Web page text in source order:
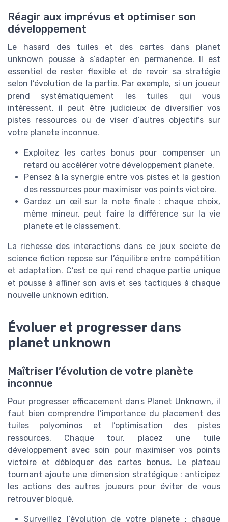
Réagir aux imprévus et optimiser son
développement
Le hasard des tuiles et des cartes dans planet
unknown pousse à s’adapter en permanence. Il est
essentiel de rester flexible et de revoir sa stratégie
selon l’évolution de la partie. Par exemple, si un joueur
prend systématiquement les tuiles qui vous
intéressent, il peut être judicieux de diversifier vos
pistes ressources ou de viser d’autres objectifs sur
votre planete inconnue.
Exploitez les cartes bonus pour compenser un
retard ou accélérer votre développement planete.
Pensez à la synergie entre vos pistes et la gestion
des ressources pour maximiser vos points victoire.
Gardez un œil sur la note finale : chaque choix,
même mineur, peut faire la différence sur la vie
planete et le classement.
La richesse des interactions dans ce jeux societe de
science fiction repose sur l’équilibre entre compétition
et adaptation. C’est ce qui rend chaque partie unique
et pousse à affiner son avis et ses tactiques à chaque
nouvelle unknown edition.
Évoluer et progresser dans
planet unknown
Maîtriser l’évolution de votre planète
inconnue
Pour progresser efficacement dans Planet Unknown, il
faut bien comprendre l’importance du placement des
tuiles polyominos et l’optimisation des pistes
ressources. Chaque tour, placez une tuile
développement avec soin pour maximiser vos points
victoire et débloquer des cartes bonus. Le plateau
tournant ajoute une dimension stratégique : anticipez
les actions des autres joueurs pour éviter de vous
retrouver bloqué.
Surveillez l’évolution de votre planete : chaque